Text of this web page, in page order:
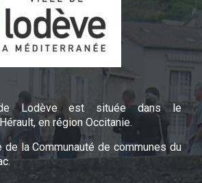
Lodève est située dans le
en région Occitanie.
la Communauté de communes du